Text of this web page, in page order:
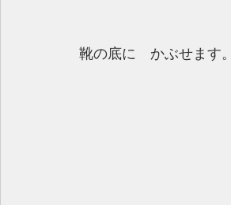
靴の底に　かぶせます。